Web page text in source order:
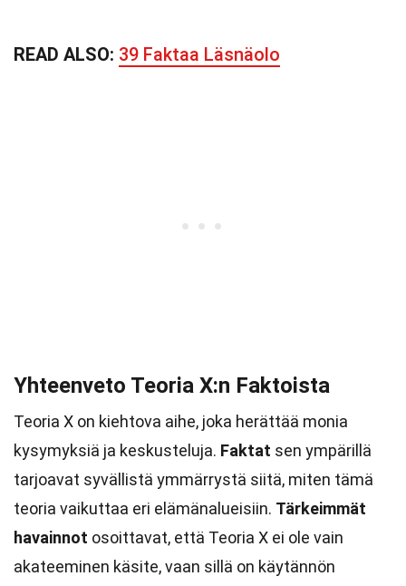
READ ALSO: 39 Faktaa Läsnäolo
Yhteenveto Teoria X:n Faktoista
Teoria X on kiehtova aihe, joka herättää monia
kysymyksiä ja keskusteluja. Faktat sen ympärillä
tarjoavat syvällistä ymmärrystä siitä, miten tämä
teoria vaikuttaa eri elämänalueisiin. Tärkeimmät
havainnot osoittavat, että Teoria X ei ole vain
akateeminen käsite, vaan sillä on käytännön